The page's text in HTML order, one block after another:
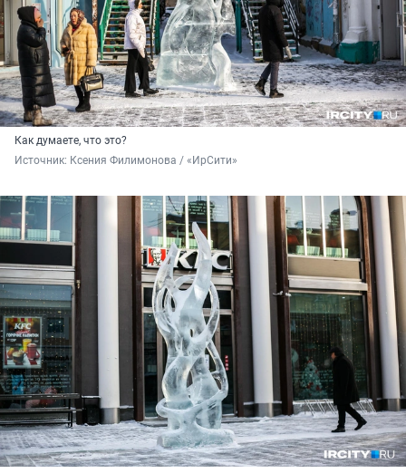
Как думаете, что это?
Источник: Ксения Филимонова / «ИрСити»